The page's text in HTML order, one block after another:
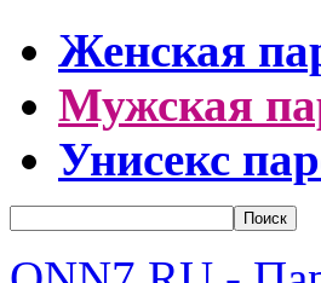
Женская
Мужская
Унисекс